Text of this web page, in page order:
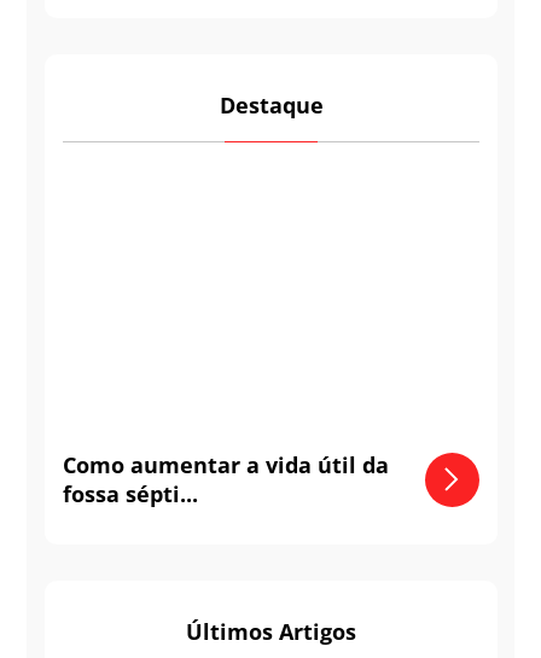
Destaque
Como aumentar a vida útil da
fossa sépti...
Últimos Artigos